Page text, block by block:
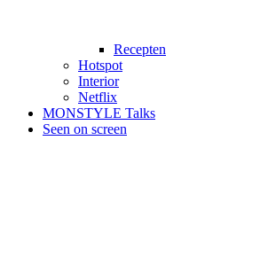
Recepten
Hotspot
Interior
Netflix
MONSTYLE Talks
Seen on screen